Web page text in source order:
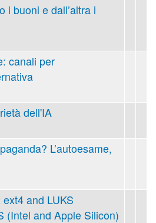
i buoni e dall’altra i
canali per
dell'IA
L’autoesame,
and LUKS
(Intel and Apple Silicon)